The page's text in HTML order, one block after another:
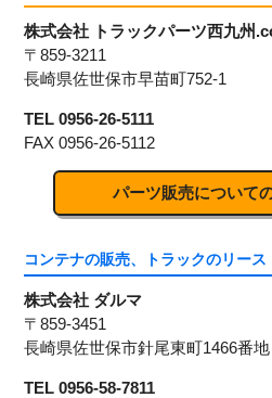
株式会社 トラックパーツ西九州
〒859-3211
長崎県佐世保市早苗町752-1
TEL0956-26-5111
FAX0956-26-5112
パーツ販売について
コンテナの販売、トラックのリース
株式会社 ダルマ
〒859-3451
長崎県佐世保市針尾東町1466番地
TEL0956-58-7811